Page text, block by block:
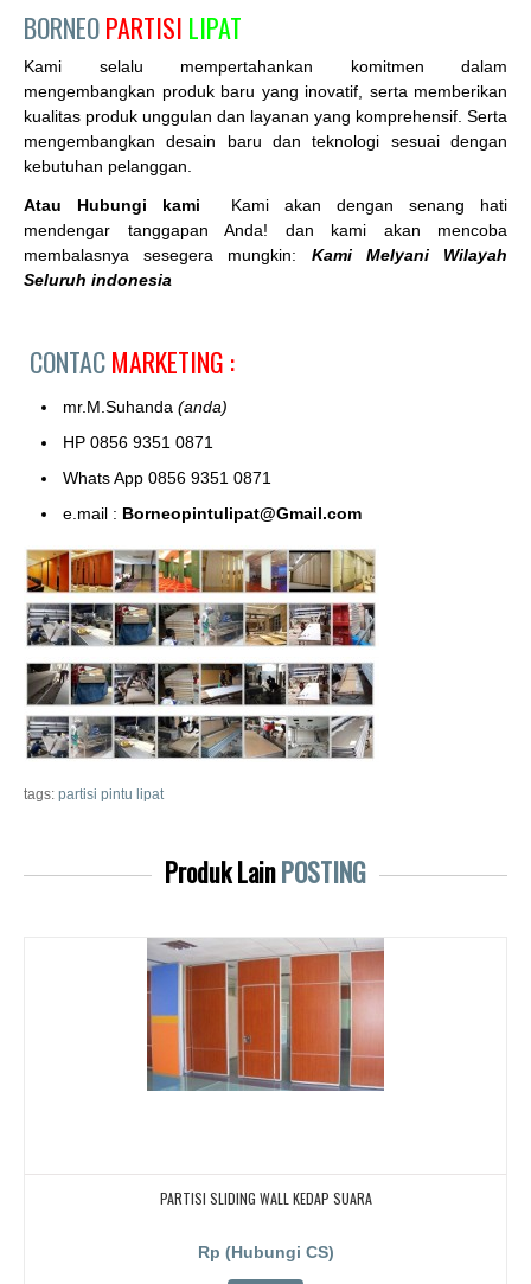
BORNEOPARTISI LIPAT
Kami selalu mempertahankan komitmen dalam
mengembangkan produk baru yang inovatif, serta memberikan
kualitas produk unggulan dan layanan yang komprehensif. Serta
mengembangkan desain baru dan teknologi sesuai dengan
kebutuhan pelanggan.
Atau Hubungi kami
Kami akan dengan senang hati
mendengar tanggapan Anda! dan kami akan mencoba
membalasnya sesegera mungkin: Kami Melyani Wilayah
Seluruh indonesia
CONTACMARKETING :
mr.M.Suhanda (anda)
HP 0856 9351 0871
Whats App 0856 9351 0871
e.mail : Borneopintulipat@Gmail.com
tags: partisi pintu lipat
Produk LainPOSTING
PARTISI SLIDING WALL KEDAP SUARA
Rp (Hubungi CS)